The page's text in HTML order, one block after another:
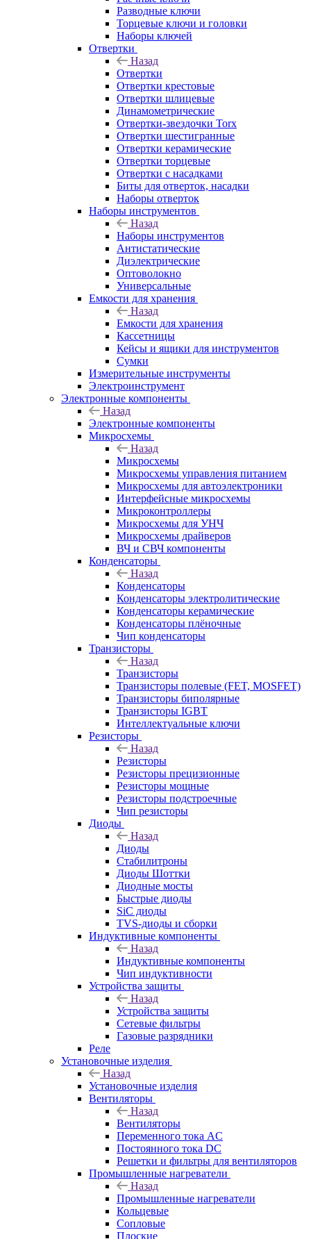
Разводные ключи
Торцевые ключи и головки
Наборы ключей
Отвертки
Назад
Отвертки
Отвертки крестовые
Отвертки шлицевые
Динамометрические
Отвертки-звездочки Torx
Отвертки шестигранные
Отвертки керамические
Отвертки торцевые
Отвертки с насадками
Биты для отверток, насадки
Наборы отверток
Наборы инструментов
Назад
Наборы инструментов
Антистатические
Диэлектрические
Оптоволокно
Универсальные
Емкости для хранения
Назад
Емкости для хранения
Кассетницы
Кейсы и ящики для инструментов
Сумки
Измерительные инструменты
Электроинструмент
Электронные компоненты
Назад
Электронные компоненты
Микросхемы
Назад
Микросхемы
Микросхемы управления питанием
Микросхемы для автоэлектроники
Интерфейсные микросхемы
Микроконтроллеры
Микросхемы для УНЧ
Микросхемы драйверов
ВЧ и СВЧ компоненты
Конденсаторы
Назад
Конденсаторы
Конденсаторы электролитические
Конденсаторы керамические
Конденсаторы плёночные
Чип конденсаторы
Транзисторы
Назад
Транзисторы
Транзисторы полевые (FET, MOSFET)
Транзисторы биполярные
Транзисторы IGBT
Интеллектуальные ключи
Резисторы
Назад
Резисторы
Резисторы прецизионные
Резисторы мощные
Резисторы подстроечные
Чип резисторы
Диоды
Назад
Диоды
Стабилитроны
Диоды Шоттки
Диодные мосты
Быстрые диоды
SiC диоды
TVS-диоды и сборки
Индуктивные компоненты
Назад
Индуктивные компоненты
Чип индуктивности
Устройства защиты
Назад
Устройства защиты
Сетевые фильтры
Газовые разрядники
Реле
Установочные изделия
Назад
Установочные изделия
Вентиляторы
Назад
Вентиляторы
Переменного тока AC
Постоянного тока DC
Решетки и фильтры для вентиляторов
Промышленные нагреватели
Назад
Промышленные нагреватели
Кольцевые
Сопловые
Плоские